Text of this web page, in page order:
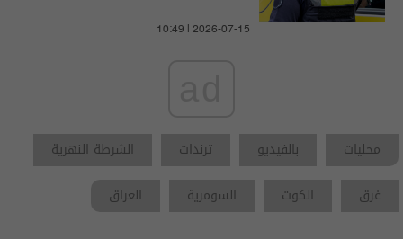
10:49 | 2026-07-15
محليات بالفيديو ترندات
الشرطة النهرية
غرق
الكوت السومرية العراق